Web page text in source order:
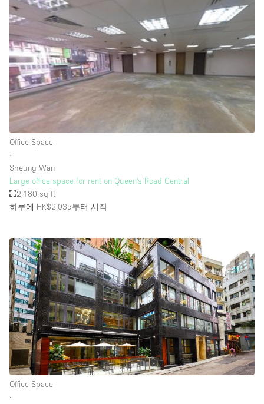
Liquor Licence
Living Space
Multiple Rooms
Office Equipment
Private Parking
Raw
Security System
Smoking Area
Sound & Video Equipment
Soundproof
Street Level
Stunning View
Terrace
Toilets
Water Access
Whitebox / Minimal
Window Display
Office Space
∙
Sheung Wan
Large office space for rent on Queen's Road Central
2,180 sq ft
하루에 HK$2,035부터 시작
Office Space
∙